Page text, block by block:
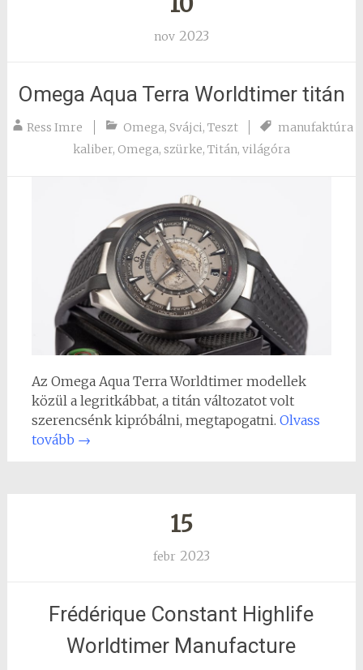
nov 2023
Omega Aqua Terra Worldtimer titán
Ress Imre Omega,Svájci,Teszt
manufaktúra
kaliber, Omega, szürke, Titán, világóra
Az Omega Aqua Terra Worldtimer modellek
közül a legritkábbat, a titán változatot volt
szerencsénk kipróbálni, megtapogatni. Olvass
tovább →
15
febr 2023
Frédérique Constant Highlife
Worldtimer Manufacture